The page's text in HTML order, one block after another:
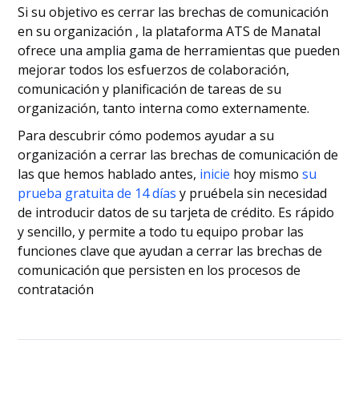
Si su objetivo es cerrar las brechas de comunicación
en su organización , la plataforma ATS de Manatal
ofrece una amplia gama de herramientas que pueden
mejorar todos los esfuerzos de colaboración,
comunicación y planificación de tareas de su
organización, tanto interna como externamente.
Para descubrir cómo podemos ayudar a su
organización a cerrar las brechas de comunicación de
las que hemos hablado antes, inicie hoy mismosu
prueba gratuita de 14 días y pruébela sin necesidad
de introducir datos de su tarjeta de crédito. Es rápido
y sencillo, y permite a todo tu equipo probar las
funciones clave que ayudan a cerrar las brechas de
comunicación que persisten en los procesos de
contratación